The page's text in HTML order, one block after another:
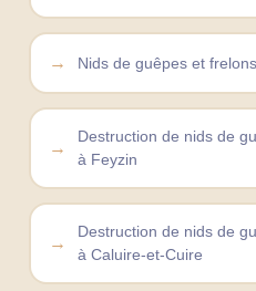
Nids de guêpes et
Destruction de nids de
à Feyzin
Destruction de nids de
à Caluire-et-Cuire